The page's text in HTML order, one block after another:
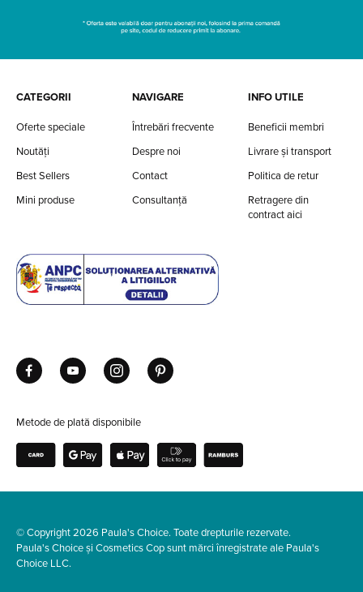
CATEGORII
Oferte speciale
Noutăți
Best Sellers
Mini produse
NAVIGARE
Întrebări frecvente
Despre noi
Contact
Consultanță
INFO UTILE
Beneficii membri
Livrare și transport
Politica de retur
Retragere din
contract aici
Metode de plată disponibile
© Copyright 2026 Paula's Choice. Toate drepturile rezervate.
Paula's Choice și Cosmetics Cop sunt mărci înregistrate ale Paula's
Choice LLC.